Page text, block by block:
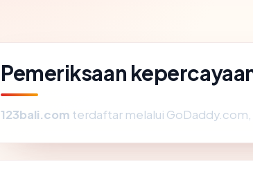
Pemeriksaan
123bali.com terdaftar melalui GoDaddy.com,